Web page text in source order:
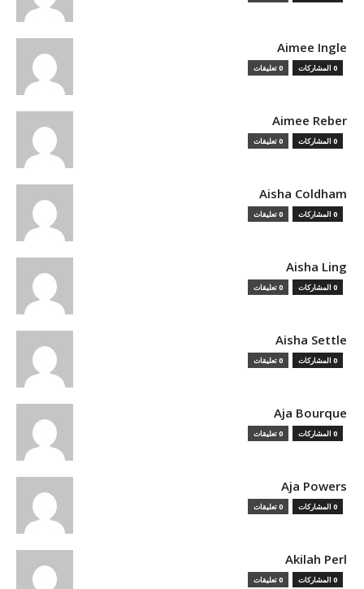
Aimee Ingle
0 المشاركات 0 تعليقات
Aimee Reber
0 المشاركات 0 تعليقات
Aisha Coldham
0 المشاركات 0 تعليقات
Aisha Ling
0 المشاركات 0 تعليقات
Aisha Settle
0 المشاركات 0 تعليقات
Aja Bourque
0 المشاركات 0 تعليقات
Aja Powers
0 المشاركات 0 تعليقات
Akilah Perl
0 المشاركات 0 تعليقات